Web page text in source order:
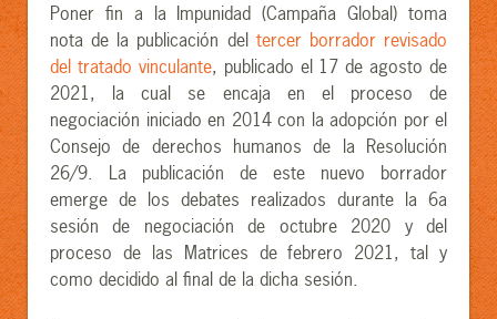
Poner fin a la Impunidad (Campaña Global) toma
nota de la publicación del tercer borrador revisado
del tratado vinculante, publicado el 17 de agosto de
2021, la cual se encaja en el proceso de
negociación iniciado en 2014 con la adopción por el
Consejo de derechos humanos de la Resolución
26/9. La publicación de este nuevo borrador
emerge de los debates realizados durante la 6a
sesión de negociación de octubre 2020 y del
proceso de las Matrices de febrero 2021, tal y
como decidido al final de la dicha sesión.